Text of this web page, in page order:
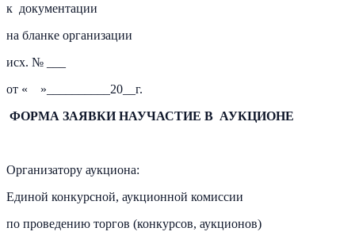
к документации
на бланке организации
исх. № ___
от « »__________20__г.
ФОРМА ЗАЯВКИ НАУЧАСТИЕ В АУКЦИОНЕ
Организатору аукциона:
Единой конкурсной, аукционной комиссии
по проведению торгов (конкурсов, аукционов)